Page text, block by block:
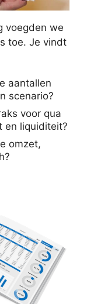
voegden we
toe. Je vindt
aantallen
scenario?
voor qua
en liquiditeit?
omzet,